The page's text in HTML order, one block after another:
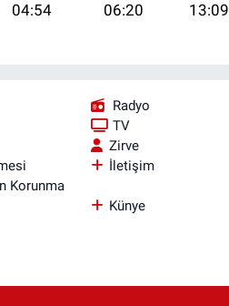
04:54 06:20 13:09
Radyo
TV
Zirve
İletişim
Korunma
Künye